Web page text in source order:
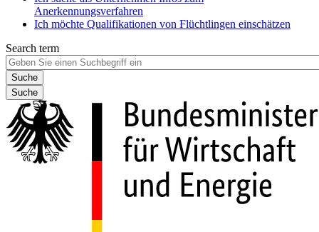
Anerkennungsverfahren
Ich möchte Qualifikationen von Flüchtlingen einschätzen
Search term
Suche